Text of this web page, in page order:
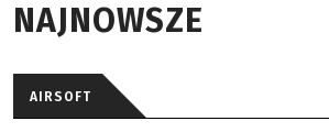
NAJNOWSZE
AIRSOFT